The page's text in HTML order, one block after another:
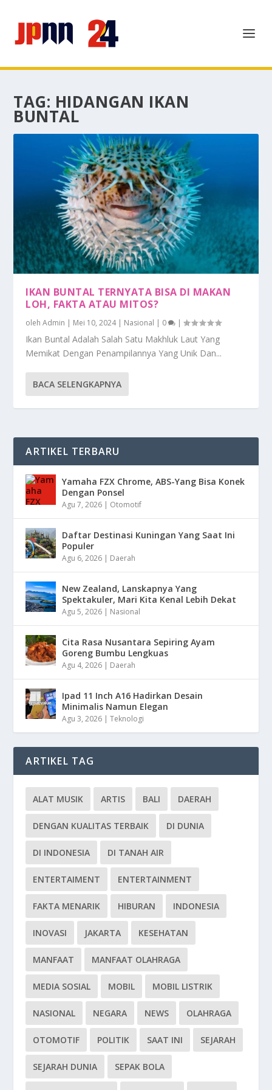
TAG: HIDANGAN IKAN
BUNTAL
IKAN BUNTAL TERNYATA BISA DI MAKAN
LOH, FAKTA ATAU MITOS?
olehAdmin | Mei 10, 2024| Nasional | 0 |
Ikan Buntal Adalah Salah Satu Makhluk Laut Yang
Memikat Dengan Penampilannya Yang Unik Dan...
BACA SELENGKAPNYA
ARTIKEL TERBARU
Yamaha FZX Chrome, ABS-Yang Bisa Konek
Dengan Ponsel
Agu 7, 2026 | Otomotif
Daftar Destinasi Kuningan Yang Saat Ini
Populer
Agu 6, 2026 | Daerah
New Zealand, Lanskapnya Yang
Spektakuler, Mari Kita Kenal Lebih Dekat
Agu 5, 2026 | Nasional
Cita Rasa Nusantara Sepiring Ayam
Goreng Bumbu Lengkuas
Agu 4, 2026 | Daerah
Ipad 11 Inch A16 Hadirkan Desain
Minimalis Namun Elegan
Agu 3, 2026 |Teknologi
ARTIKEL TAG
ALAT MUSIK ARTIS BALI DAERAH
DENGAN KUALITAS TERBAIK DI DUNIA
DI INDONESIA DI TANAH AIR
ENTERTAIMENT ENTERTAINMENT
FAKTA MENARIK HIBURAN INDONESIA
INOVASI JAKARTA KESEHATAN
MANFAAT MANFAAT OLAHRAGA
MEDIA SOSIAL MOBIL MOBIL LISTRIK
NASIONAL NEGARA NEWS OLAHRAGA
OTOMOTIF POLITIK SAAT INI SEJARAH
SEJARAH DUNIA SEPAK BOLA